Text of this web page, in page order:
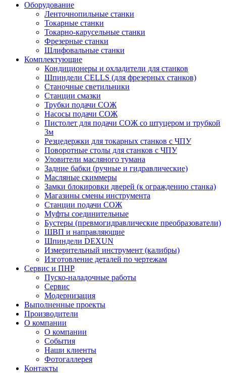
Оборудование
Ленточнопильные станки
Токарные станки
Токарно-карусельные станки
Фрезерные станки
Шлифовальные станки
Комплектующие
Кондиционеры и охладители для станков
Шпиндели CELLS (для фрезерных станков)
Станочные светильники
Станции смазки
Трубки подачи СОЖ
Насосы подачи СОЖ
Пистолет для подачи СОЖ со штуцером и трубкой
3м
Резцедержки для токарных станков с ЧПУ
Поворотные столы для станков с ЧПУ
Уловители масляного тумана
Задние бабки (ручные и гидравлические)
Масляные скиммеры
Замки блокировки дверей (к ограждению станка)
Магазины смены инструмента
Станции подачи СОЖ
Муфты соединительные
Бустеры (превмогидравлические преобразователи)
ШВП и направляющие
Шпиндели DEXUN
Измерительный инструмент (калибры)
Изготовление деталей по чертежам
Сервис и ПНР
Пуско-наладочные работы
Сервис
Модернизация
Выполненные проекты
Производители
О компании
О компании
События
Наши клиенты
Фотогаллерея
Контакты